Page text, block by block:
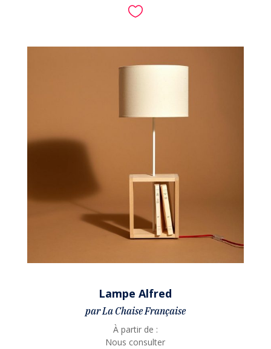

Lampe Alfred
par La Chaise Française
À partir de :
Nous consulter